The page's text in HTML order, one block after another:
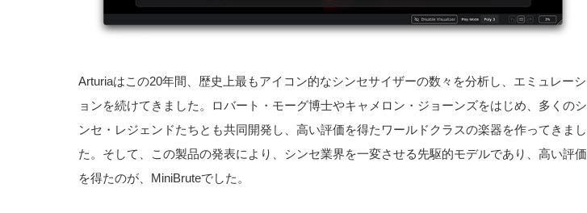
Arturiaはこの20年間、歴史上最もアイコン的なシンセサイザーの数々を分析し、エミュレーシ
ョンを続けてきました。ロバート・モーグ博士やキャメロン・ジョーンズをはじめ、多くのシ
ンセ・レジェンドたちとも共同開発し、高い評価を得たワールドクラスの楽器を作ってきまし
た。そして、この製品の発表により、シンセ業界を一変させる先駆的モデルであり、高い評価
を得たのが、MiniBruteでした。